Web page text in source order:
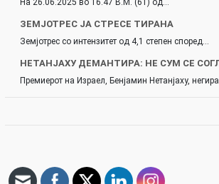
На 26.06.2025 во 16.47 В.М. (61) од…
ЗЕМЈОТРЕС ЈА СТРЕСЕ ТИРАНА
Земјотрес со интензитет од 4,1 степен според…
НЕТАНЈАХУ ДЕМАНТИРА: НЕ СУМ СЕ
Премиерот на Израел, Бенјамин Нетанјаху,